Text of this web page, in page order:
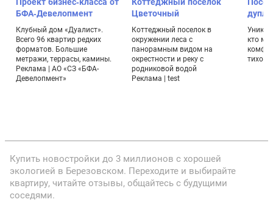
Проект бизнес-класса от
БФА-Девелопмент
Клубный дом «Дуалист».
Всего 96 квартир редких
форматов. Большие
метражи, террасы, камины.
Реклама | АО «СЗ «БФА-
Девелопмент»
Коттеджный поселок
Цветочный
Коттеджный поселок в
окружении леса с
панорамным видом на
окрестности и реку с
родниковой водой
Реклама | test
кто
тихом
Купить новостройки до 3 миллионов с хорошей
экологией в Березовском. Переходите и выбирайте
квартиру, читайте отзывы, общайтесь с будущими
соседями.